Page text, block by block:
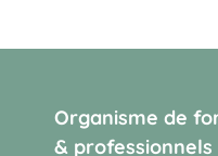
Organisme de
&